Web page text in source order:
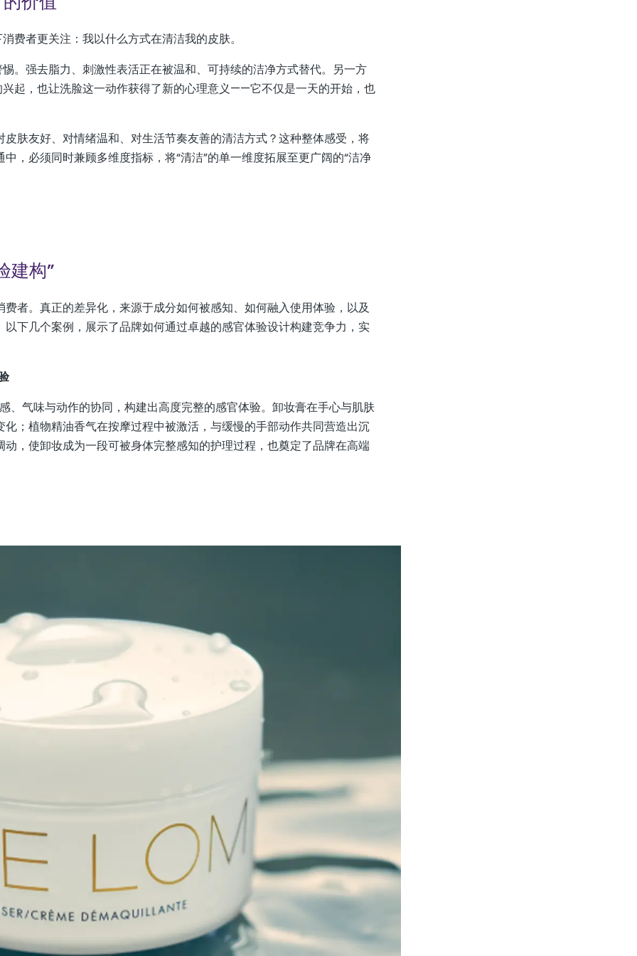
费者更关注：我以什么方式在清洁我的皮肤。
。强去脂力、刺激性表活正在被温和、可持续的洁净方式替代。另一方
起，也让洗脸这一动作获得了新的心理意义——它不仅是一天的开始，也
肤友好、对情绪温和、对生活节奏友善的清洁方式？这种整体感受，将
，必须同时兼顾多维度指标，将“清洁”的单一维度拓展至更广阔的“洁净
建构”
者。真正的差异化，来源于成分如何被感知、如何融入使用体验，以及
下几个案例，展示了品牌如何通过卓越的感官体验设计构建竞争力，实
、气味与动作的协同，构建出高度完整的感官体验。卸妆膏在手心与肌肤
；植物精油香气在按摩过程中被激活，与缓慢的手部动作共同营造出沉
，使卸妆成为一段可被身体完整感知的护理过程，也奠定了品牌在高端